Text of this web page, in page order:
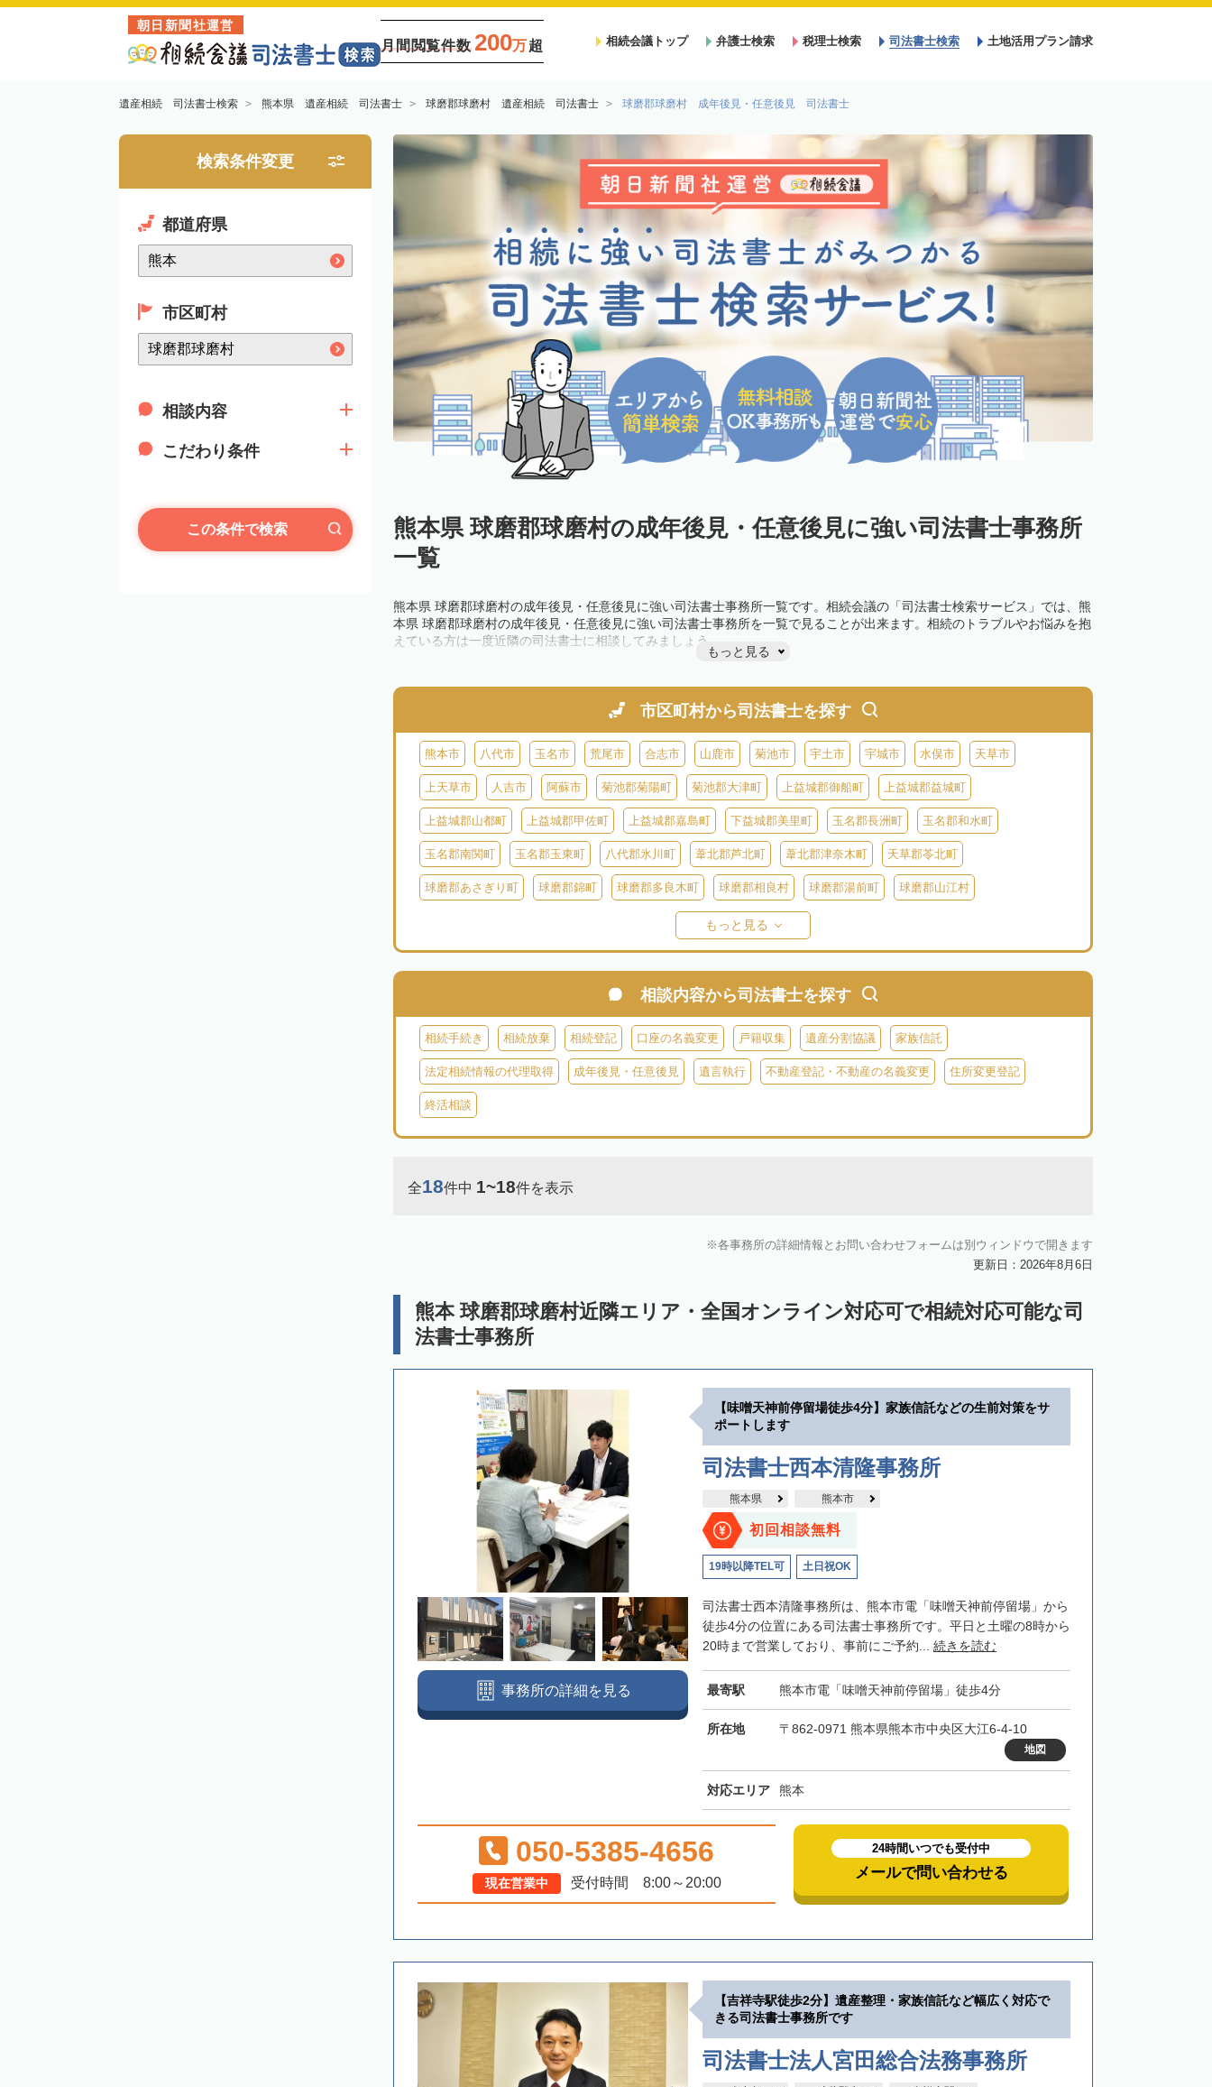
朝日新聞社運営
月間閲覧件数 200万超 相続会議トップ 弁護士検索 税理士検索 司法書士検索 土地活用プラン請求
遺産相続 司法書士検索 熊本県 遺産相続 司法書士 球磨郡球磨村 遺産相続 司法書士 球磨郡球磨村 成年後見・任意後見 司法書士
検索条件変更
都道府県
市区町村
相談内容
こだわり条件
この条件で検索
熊本県 球磨郡球磨村の成年後見・任意後見に強い司法書士事務所
一覧
熊本県 球磨郡球磨村の成年後見・任意後見に強い司法書士事務所一覧です。相続会議の「司法書士検索サービス」では、熊
本県 球磨郡球磨村の成年後見・任意後見に強い司法書士事務所を一覧で見ることが出来ます。相続のトラブルやお悩みを抱
えている方は一度近隣の司法書士に相談してみましょう。
もっと見る
市区町村から司法書士を探す
熊本市 八代市 玉名市 荒尾市 合志市 山鹿市 菊池市 宇土市 宇城市 水俣市 天草市
上天草市 人吉市 阿蘇市 菊池郡菊陽町 菊池郡大津町 上益城郡御船町 上益城郡益城町
上益城郡山都町 上益城郡甲佐町 上益城郡嘉島町 下益城郡美里町 玉名郡長洲町 玉名郡和水町
玉名郡南関町 玉名郡玉東町 八代郡氷川町 葦北郡芦北町 葦北郡津奈木町 天草郡苓北町
球磨郡あさぎり町 球磨郡錦町 球磨郡多良木町 球磨郡相良村 球磨郡湯前町 球磨郡山江村
阿蘇郡南阿蘇村
阿蘇郡南小国町 阿蘇郡産山村
もっと見る
相談内容から司法書士を探す
相続手続き 相続放棄 相続登記 口座の名義変更 戸籍収集 遺産分割協議 家族信託
法定相続情報の代理取得 成年後見・任意後見 遺言執行 不動産登記・不動産の名義変更 住所変更登記
終活相談
全18件中 1~18件を表示
各事務所の詳細情報とお問い合わせフォームは別ウィンドウで開きます
更新日：2026年8月6日
熊本 球磨郡球磨村近隣エリア・全国オンライン対応可で相続対応可能な司
法書士事務所
【味噌天神前停留場徒歩4分】家族信託などの生前対策をサ
ポートします
司法書士西本清隆事務所
熊本県 熊本市
初回相談無料
19時以降TEL可 土日祝OK
司法書士西本清隆事務所は、熊本市電「味噌天神前停留場」から
徒歩4分の位置にある司法書士事務所です。平日と土曜の8時から
20時まで営業しており、事前にご予約... 続きを読む
最寄駅 熊本市電「味噌天神前停留場」徒歩4分
所在地 〒862-0971 熊本県熊本市中央区大江6-4-10
地図
対応エリア 熊本
事務所の詳細を見る
050-5385-4656
現在営業中 受付時間 8:00～20:00
24時間いつでも受付中
メールで問い合わせる
【吉祥寺駅徒歩2分】遺産整理・家族信託など幅広く対応で
きる司法書士事務所です
司法書士法人宮田総合法務事務所